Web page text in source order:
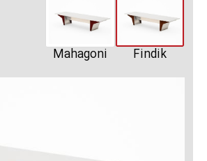
Findik
Mahagoni